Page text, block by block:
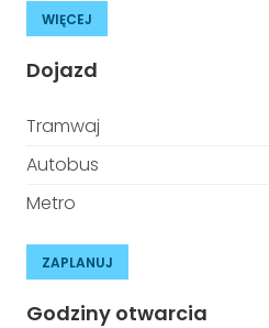
WIĘCEJ
Dojazd
Tramwaj
Autobus
Metro
ZAPLANUJ
Godziny otwarcia